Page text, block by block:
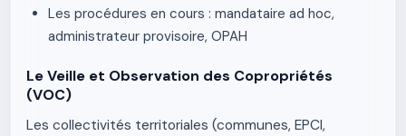
Les procédures en cours : mandataire ad hoc,
administrateur provisoire, OPAH
Le Veille et Observation des Copropriétés
(VOC)
Les collectivités territoriales (communes, EPCI,